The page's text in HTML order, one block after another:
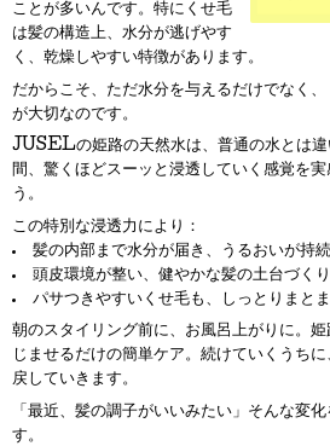
ことが多いんです。特にくせ毛
は髪の構造上、水分が逃げやす
く、乾燥しやすい特徴があります。
だからこそ、ただ水分を与えるだけでなく、
が大切なのです。
JUSELの姫路の天然水は、普通の水とは違
間、驚くほどスーッと浸透していく感覚を
う。
この特別な浸透力により：
髪の内部まで水分が届き、うるおいが持続
頭皮環境が整い、健やかな髪の土台づくり
パサつきやすいくせ毛も、しっとりまと
朝のスタイリング前に、お風呂上がりに。
じませるだけの簡単ケア。続けていくうち
戻していきます。
「最近、髪の調子がいいみたい」そんな変
す。